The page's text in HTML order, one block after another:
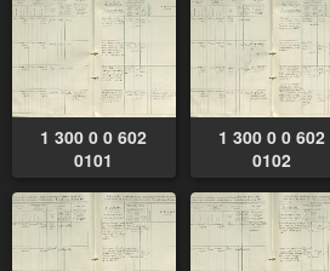
1 300 0 0 602
0101
1 300 0 0 602
0102